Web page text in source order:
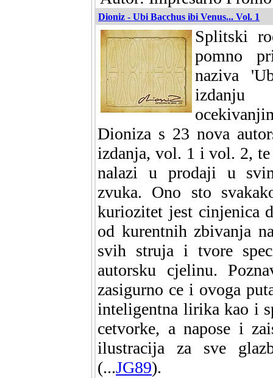
Dioniz - Ubi Bacchus ibi Venus... Vol. 1
Splitski
pomno
naziva
izdanju
Dioniza s 23 nova
izdanja, vol. 1 i vol. 2, te
nalazi u prodaji u
zvuka. Ono sto
kuriozitet jest cinjenica
od kurentnih zbivanja
svih struja i tvore
autorsku cjelinu.
zasigurno ce i ovoga
inteligentna lirika kao i
cetvorke, a napose i
ilustracija za sve
(...JG89).